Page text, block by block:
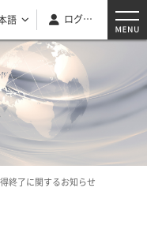
語 ログイン
終了に関するお知らせ